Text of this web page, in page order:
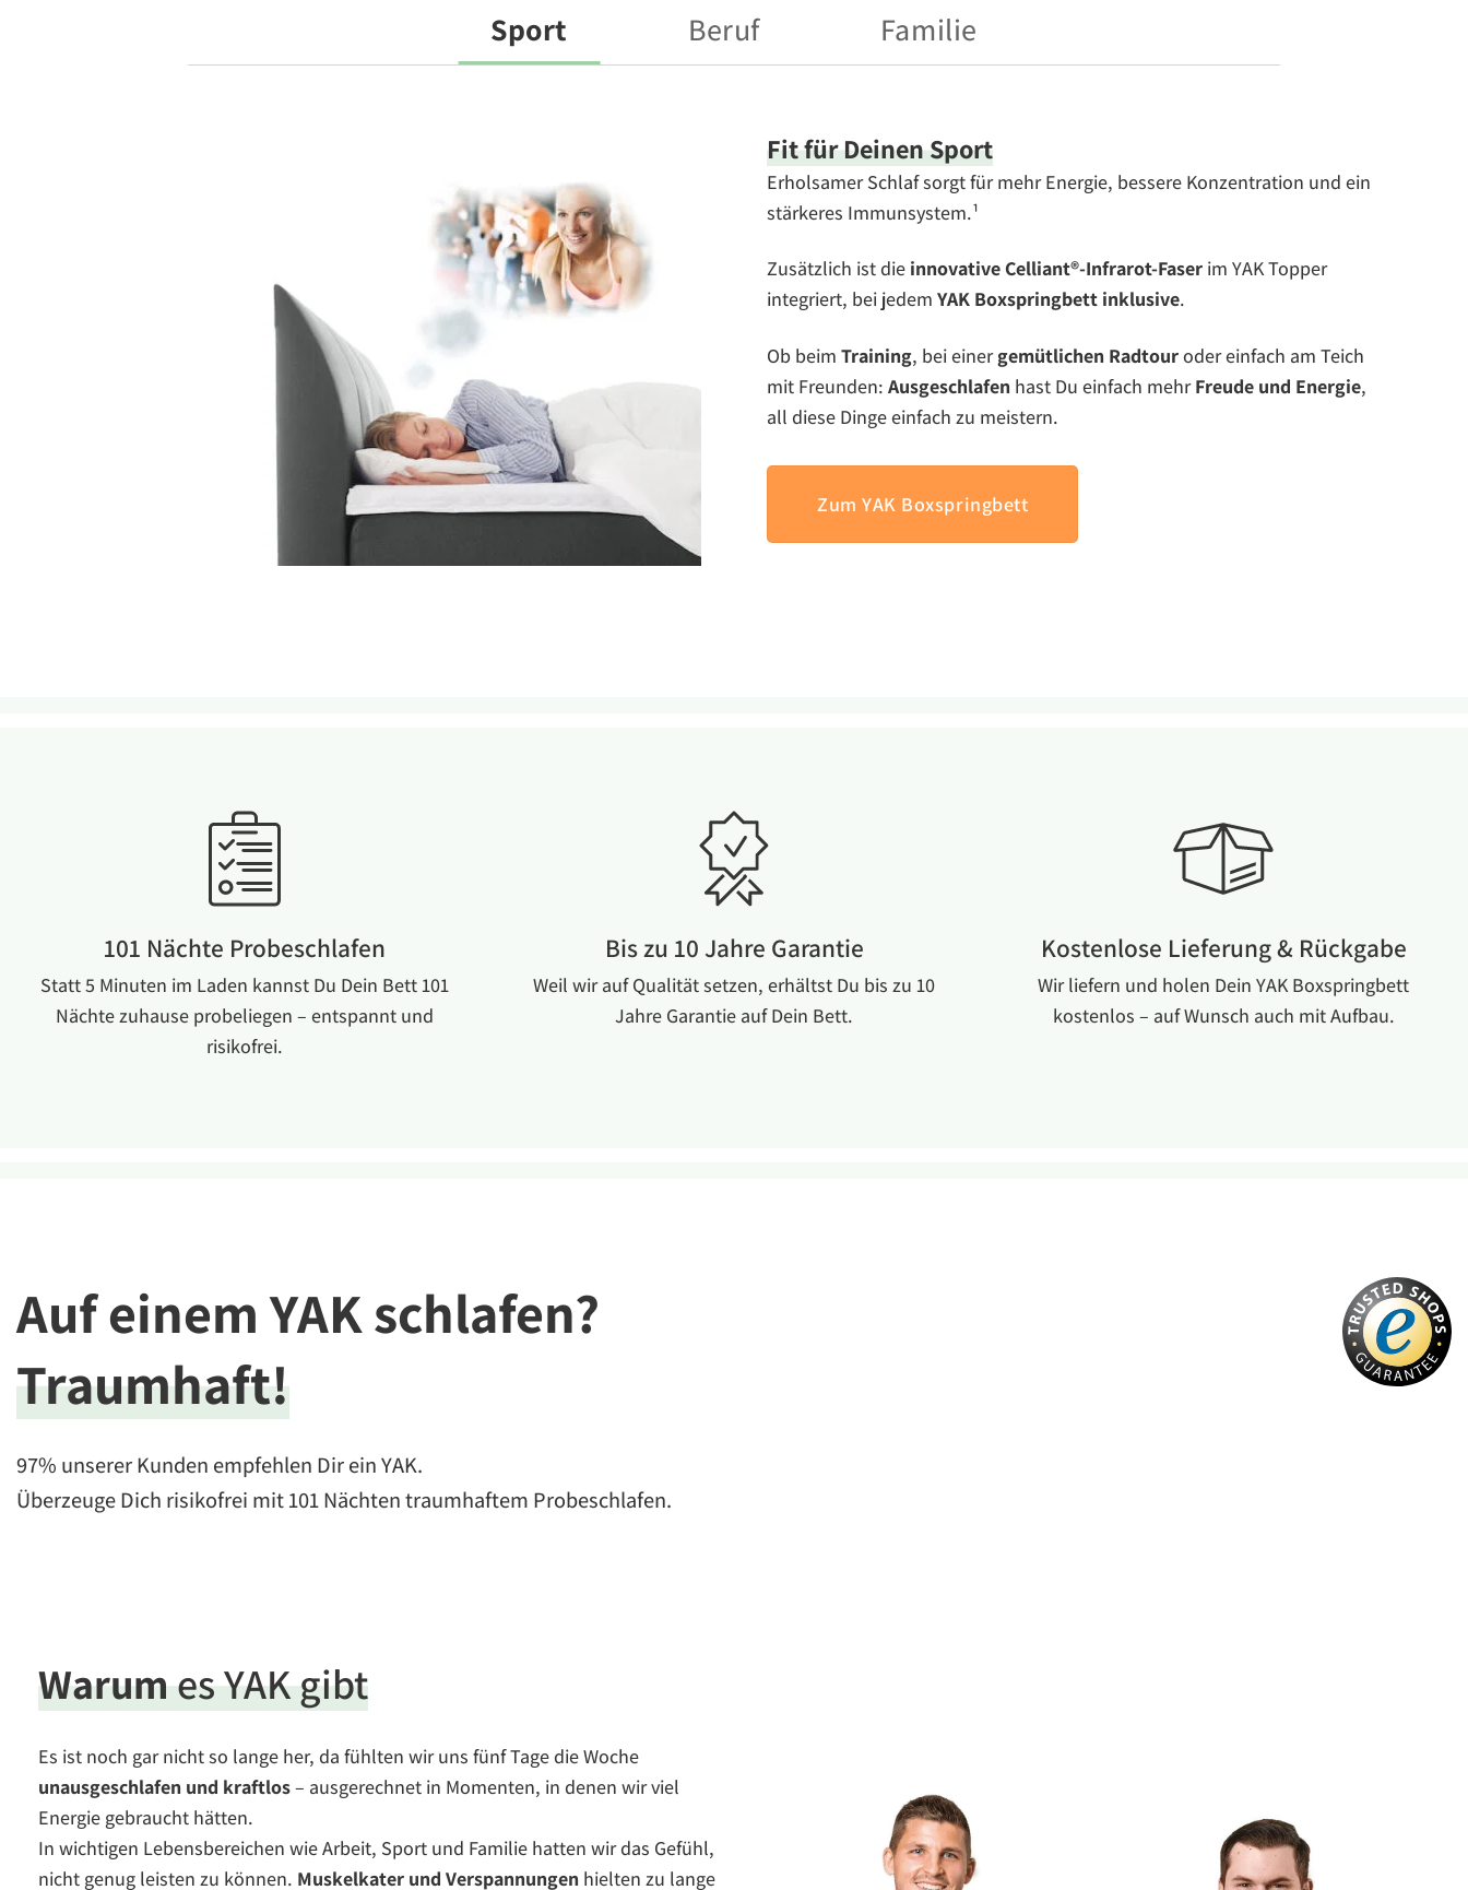
Sport Beruf Familie
Fit für DeinenSport
Erholsamer Schlaf sorgt für mehr Energie, bessere Konzentration und ein
stärkeres Immunsystem.¹
Zusätzlich ist die innovative Celliant®-Infrarot-Faser im YAK Topper
integriert, bei jedem YAK Boxspringbett inklusive.
Ob beim Training, bei einergemütlichen Radtouroder einfach am Teich
mit Freunden: Ausgeschlafen hast Du einfach mehrFreude und Energie,
all diese Dinge einfach zu meistern.
Zum YAK Boxspringbett
101 Nächte Probeschlafen
Statt 5 Minuten im Laden kannst Du Dein Bett 101
Nächte zuhause probeliegen – entspannt und
risikofrei.
Bis zu 10 Jahre Garantie
Weil wir auf Qualität setzen, erhältst Du bis zu 10
Jahre Garantie auf Dein Bett.
Kostenlose Lieferung & Rückgabe
Wir liefern und holen Dein YAK Boxspringbett
kostenlos – auf Wunsch auch mit Aufbau.
Auf einem YAK schlafen?
Traumhaft!
97% unserer Kunden empfehlen Dir ein YAK.
Überzeuge Dich risikofrei mit 101 Nächten traumhaftem Probeschlafen.
Warumes YAK gibt
Es ist noch gar nicht so lange her, da fühlten wir uns fünf Tage die Woche
unausgeschlafen und kraftlos– ausgerechnet in Momenten, in denen wir viel
Energie gebraucht hätten.
In wichtigen Lebensbereichen wie Arbeit, Sport und Familie hatten wir das Gefühl,
nicht genug leisten zu können. Muskelkater und Verspannungen hielten zu lange